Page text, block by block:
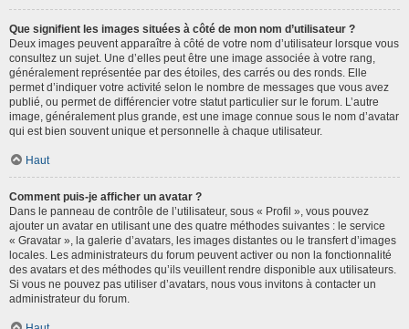
Que signifient les images situées à côté de mon nom d’utilisateur ?
Deux images peuvent apparaître à côté de votre nom d’utilisateur lorsque vous
consultez un sujet. Une d’elles peut être une image associée à votre rang,
généralement représentée par des étoiles, des carrés ou des ronds. Elle
permet d’indiquer votre activité selon le nombre de messages que vous avez
publié, ou permet de différencier votre statut particulier sur le forum. L’autre
image, généralement plus grande, est une image connue sous le nom d’avatar
qui est bien souvent unique et personnelle à chaque utilisateur.
Haut
Comment puis-je afficher un avatar ?
Dans le panneau de contrôle de l’utilisateur, sous « Profil », vous pouvez
ajouter un avatar en utilisant une des quatre méthodes suivantes : le service
« Gravatar », la galerie d’avatars, les images distantes ou le transfert d’images
locales. Les administrateurs du forum peuvent activer ou non la fonctionnalité
des avatars et des méthodes qu’ils veuillent rendre disponible aux utilisateurs.
Si vous ne pouvez pas utiliser d’avatars, nous vous invitons à contacter un
administrateur du forum.